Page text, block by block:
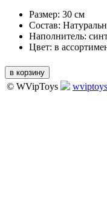
Размер: 30 см
Состав:
Наполнитель:
Цвет: в
© WVipToys